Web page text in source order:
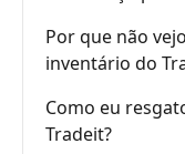
Por que não
inventário do
Como eu
Tradeit?